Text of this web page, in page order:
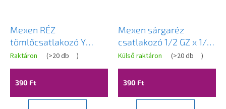
Mexen RÉZ
tömlőcsatlakozó Y
sárgaréz 10 x 10 x 10
mm - W97429-101010
Raktáron (>20 db )
390 Ft
Mexen sárgaréz
csatlakozó 1/2 GZ x 1/2
GZ - W97404-1212
Külső raktáron (>20 db )
390 Ft